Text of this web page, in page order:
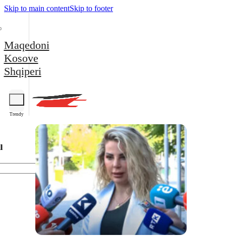
Skip to main contentSkip to footer
Maqedoni
Kosove
Shqiperi
Trendy